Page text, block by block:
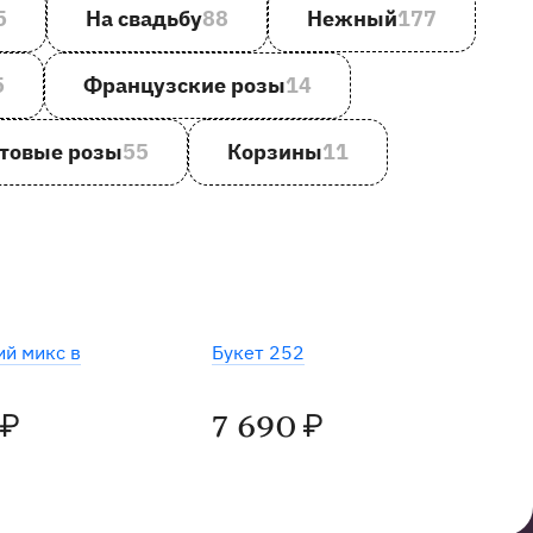
На свадьбу88 Нежный177
Французские розы14
розы55 Корзины11
микс в
₽
Букет 252
7 690 ₽